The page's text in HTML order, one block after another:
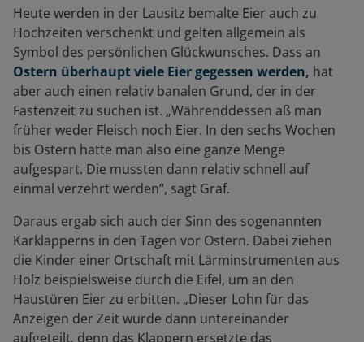
Heute werden in der Lausitz bemalte Eier auch zu
Hochzeiten verschenkt und gelten allgemein als
Symbol des persönlichen Glückwunsches. Dass an
Ostern überhaupt viele Eier gegessen werden, hat
aber auch einen relativ banalen Grund, der in der
Fastenzeit zu suchen ist. „Währenddessen aß man
früher weder Fleisch noch Eier. In den sechs Wochen
bis Ostern hatte man also eine ganze Menge
aufgespart. Die mussten dann relativ schnell auf
einmal verzehrt werden“, sagt Graf.
Daraus ergab sich auch der Sinn des sogenannten
Karklapperns in den Tagen vor Ostern. Dabei ziehen
die Kinder einer Ortschaft mit Lärminstrumenten aus
Holz beispielsweise durch die Eifel, um an den
Haustüren Eier zu erbitten. „Dieser Lohn für das
Anzeigen der Zeit wurde dann untereinander
aufgeteilt, denn das Klappern ersetzte das